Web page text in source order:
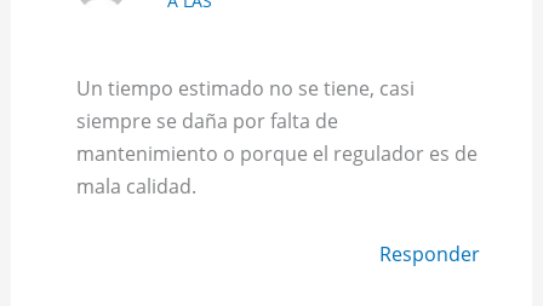
Un tiempo estimado no se tiene, casi
siempre se daña por falta de
mantenimiento o porque el regulador es de
mala calidad.
Responder